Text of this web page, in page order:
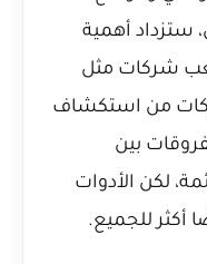
ستزداد أهمية
شركات مثل
من استكشاف
بين
لكن الأدوات
أكثر للجميع.